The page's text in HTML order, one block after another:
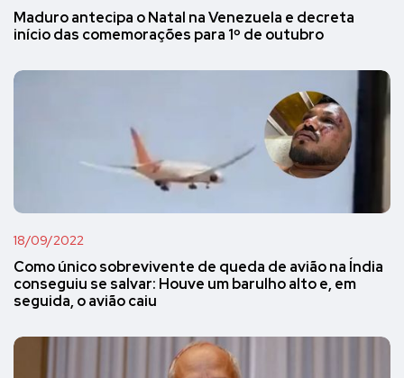
Maduro antecipa o Natal na Venezuela e decreta
início das comemorações para 1º de outubro
18/09/2022
Como único sobrevivente de queda de avião na Índia
conseguiu se salvar: Houve um barulho alto e, em
seguida, o avião caiu